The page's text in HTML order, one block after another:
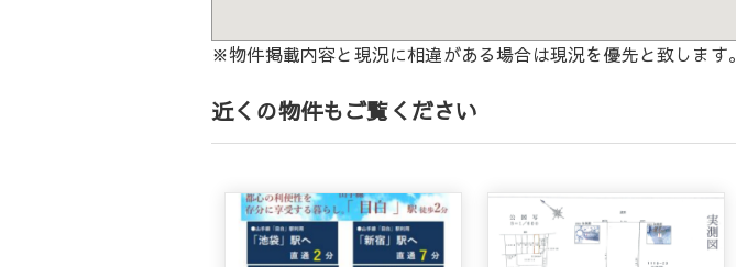
※物件掲載内容と現況に相違がある場合は現況を優先と致します。
近くの物件もご覧ください